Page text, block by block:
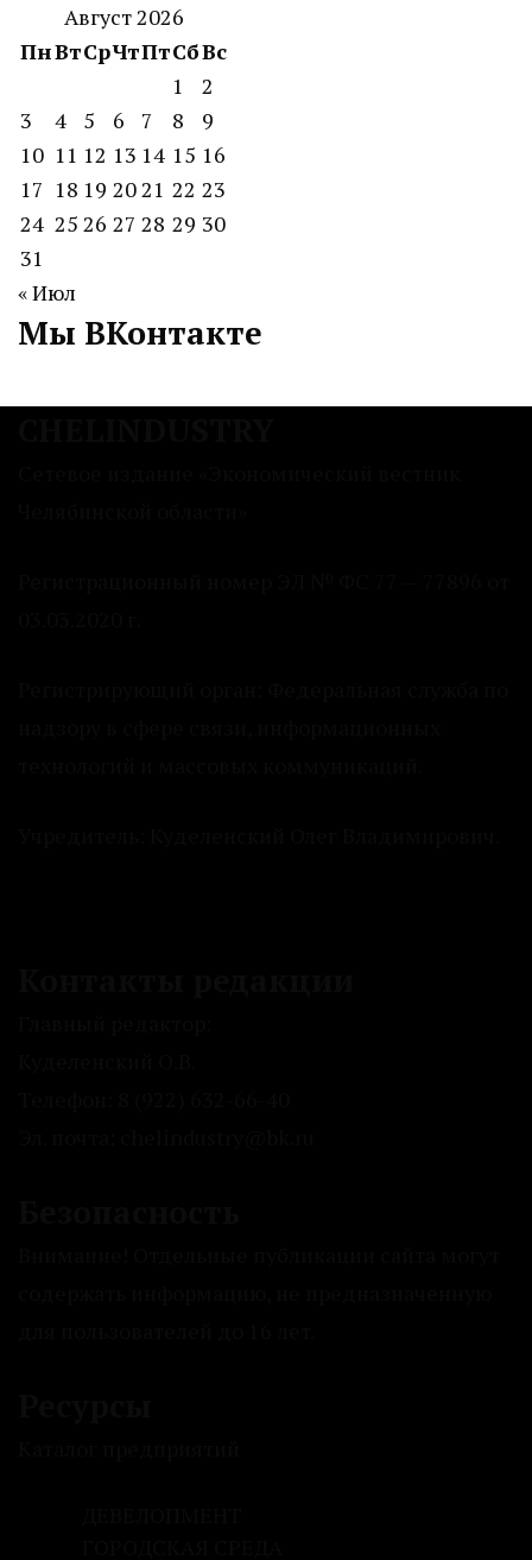
Август 2026
ПнВтСрЧтПтСбВс
1
2
3
4 5 6 7 8
9
10 11 12 13 14 15 16
17 18 19 2021 22 23
24 25 26 27 28 29 30
31
« Июл
Мы ВКонтакте